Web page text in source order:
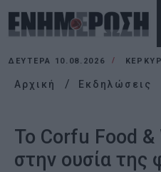
ΔΕΥΤΈΡΑ 10.08.2026
Αρχική Εκδηλώσεις
Το Corfu Food &
στην ουσία της